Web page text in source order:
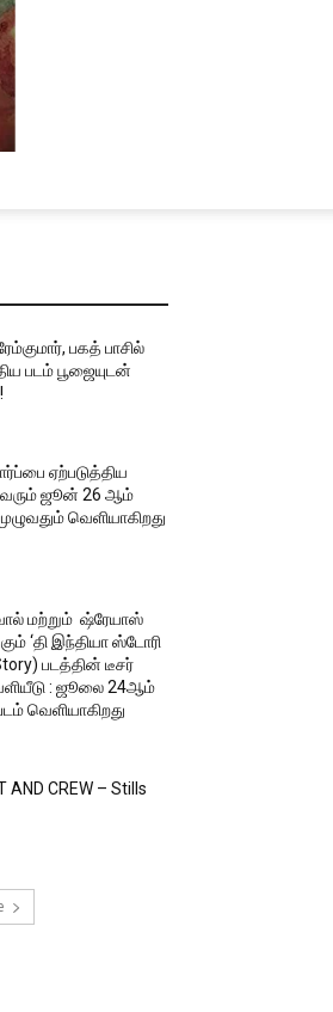
பகத் பாசில்
படம் பூஜையுடன்
ஏற்படுத்திய
வரும் ஜூன் 26 ஆம்
வெளியாகிறது
மற்றும் ஷ்ரேயாஸ்
‘தி இந்தியா ஸ்டோரி
படத்தின் டீசர்
: ஜூலை 24ஆம்
வெளியாகிறது
AND CREW – Stills